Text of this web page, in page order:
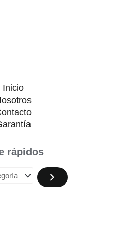
Inicio
rápidos